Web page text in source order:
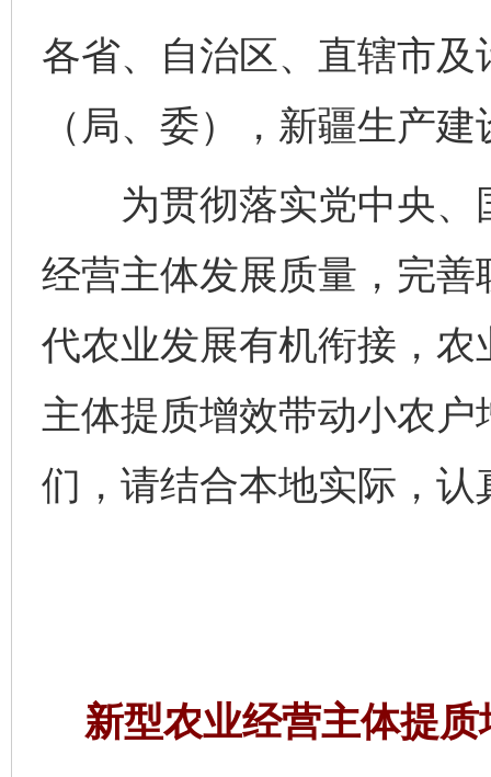
各省、自治区、直辖市
（局、委），新疆生产
为贯彻落实党中央、
经营主体发展质量，完
代农业发展有机衔接，
主体提质增效带动小农
们，请结合本地实际，认
新型农业经营主体提